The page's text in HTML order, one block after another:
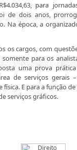
para
de dois anos,
Na época, a
os cargos, com
para os
uma prova
de serviços gerais
E para a função
serviços gráficos.